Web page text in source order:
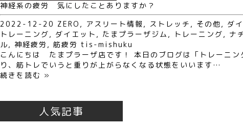
神経系の疲労 気にしたことありますか？
2022-12-20 ZERO , アスリート情報 , ストレッチ , その他, ダ
トレーニング, ダイエット , たまプラーザジム , トレーニング, ナ
ル, 神経疲労 , 筋疲労 tis-mishuku
こんにちは たまプラーザ店です！ 本日のブログは「トレーニ
り、筋トレでいうと重りが上がらなくなる状態をいいます…
続きを読む »
人気記事